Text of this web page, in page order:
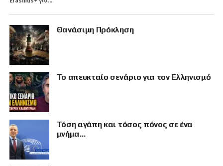
Θανάσιμη Πρόκληση
Το απευκταίο σενάριο για τον Ελληνισμό
Τόση αγάπη και τόσος πόνος σε ένα
μνήμα…